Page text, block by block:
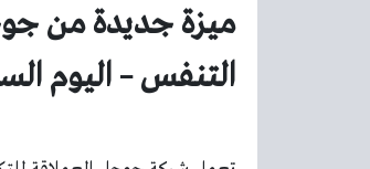
ميزة جديدة من
التنفس – اليوم